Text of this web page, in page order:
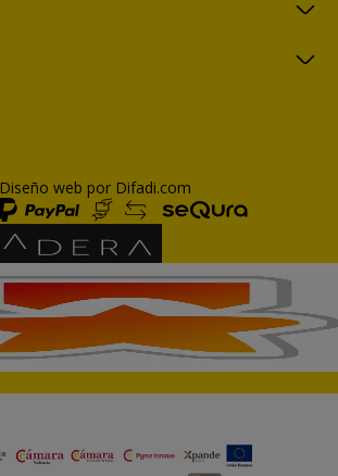
Diseño web por Difadi.com